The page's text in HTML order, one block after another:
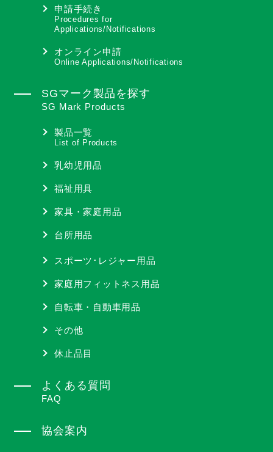
申請手続き
Procedures for
Applications/Notifications
オンライン申請
Online Applications/Notifications
SGマーク製品を探す
SG Mark Products
製品一覧
List of Products
乳幼児用品
福祉用具
家具・家庭用品
台所用品
スポーツ･レジャー用品
家庭用フィットネス用品
自転車・自動車用品
その他
休止品目
よくある質問
FAQ
協会案内